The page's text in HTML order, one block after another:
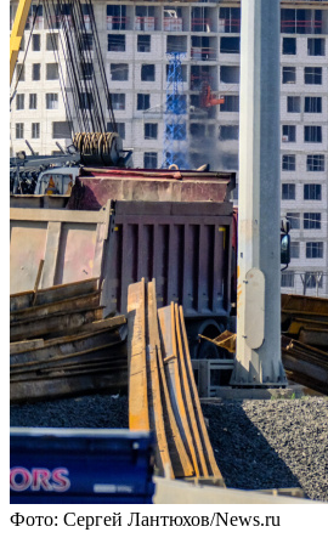
Фото: Сергей Лантюхов/News.ru